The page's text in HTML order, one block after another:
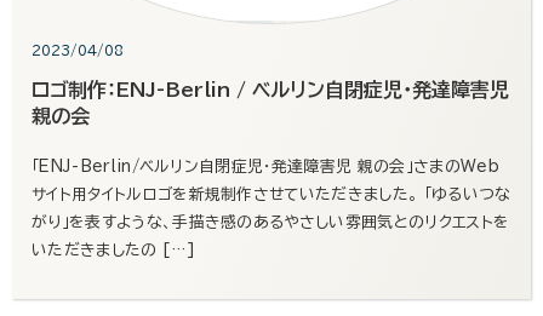
2023/04/08
ロゴ制作：ENJ-Berlin / ベルリン自閉症児・発達障害児
親の会
「ENJ-Berlin/ベルリン自閉症児・発達障害児 親の会」さまのWeb
サイト用タイトルロゴを新規制作させていただきました。 「ゆるいつな
がり」を表すような、手描き感のあるやさしい雰囲気とのリクエストを
いただきましたの […]